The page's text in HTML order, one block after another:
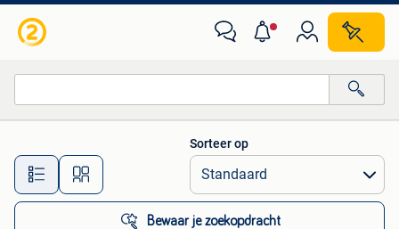
Alle afstanden…
Sorteer op
Bewaar je zoekopdracht